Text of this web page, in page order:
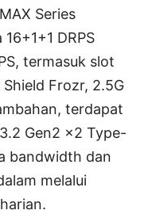
Series
DRPS
termasuk slot
Frozr, 2.5G
terdapat
Gen2 x2 Type-
bandwidth dan
melalui